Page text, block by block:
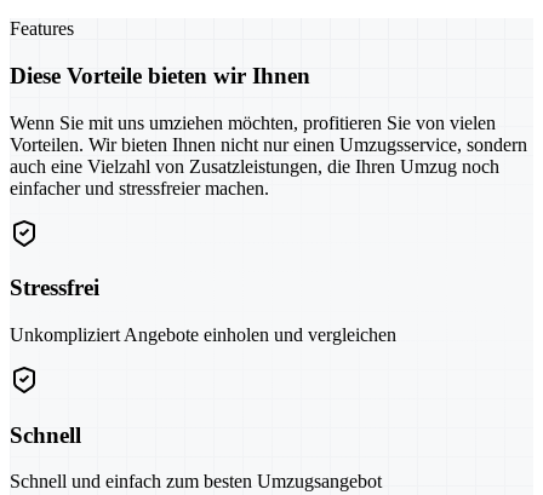
Features
Diese Vorteile bieten wir Ihnen
Wenn Sie mit uns umziehen möchten, profitieren Sie von vielen
Vorteilen. Wir bieten Ihnen nicht nur einen Umzugsservice, sondern
auch eine Vielzahl von Zusatzleistungen, die Ihren Umzug noch
einfacher und stressfreier machen.
Stressfrei
Unkompliziert Angebote einholen und vergleichen
Schnell
Schnell und einfach zum besten Umzugsangebot